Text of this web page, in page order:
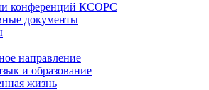
конференций КСОРС
документы
направление
и образование
жизнь